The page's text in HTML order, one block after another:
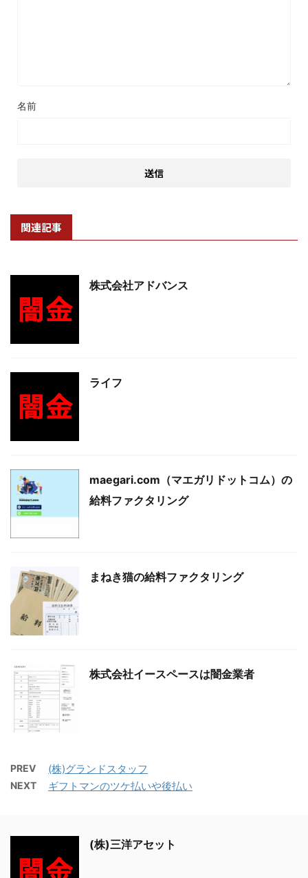
名前
関連記事
株式会社アドバンス
ライフ
maegari.com（マエガリドットコム）の
給料ファクタリング
まねき猫の給料ファクタリング
株式会社イースペースは闇金業者
PREV (株)グランドスタッフ
NEXT ギフトマンのツケ払いや後払い
(株)三洋アセット